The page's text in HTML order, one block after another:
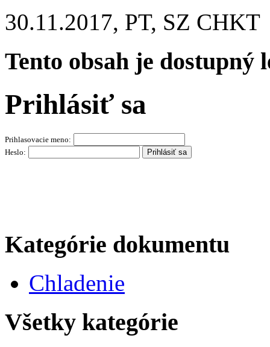
30.11.2017, PT, SZ CHKT
Tento obsah je dostupný
Prihlásiť sa
Prihlasovacie meno:
Heslo:
Kategórie dokumentu
Chladenie
Všetky kategórie